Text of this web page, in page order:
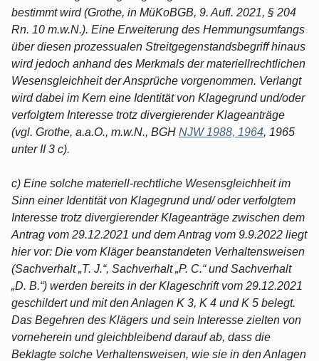
bestimmt wird (Grothe, in MüKoBGB, 9. Aufl. 2021, § 204
Rn. 10 m.w.N.). Eine Erweiterung des Hemmungsumfangs
über diesen prozessualen Streitgegenstandsbegriff hinaus
wird jedoch anhand des Merkmals der materiellrechtlichen
Wesensgleichheit der Ansprüche vorgenommen. Verlangt
wird dabei im Kern eine Identität von Klagegrund und/oder
verfolgtem Interesse trotz divergierender Klageanträge
(vgl. Grothe, a.a.O., m.w.N., BGH NJW 1988, 1964, 1965
unter II 3 c).
c) Eine solche materiell-rechtliche Wesensgleichheit im
Sinn einer Identität von Klagegrund und/ oder verfolgtem
Interesse trotz divergierender Klageanträge zwischen dem
Antrag vom 29.12.2021 und dem Antrag vom 9.9.2022 liegt
hier vor: Die vom Kläger beanstandeten Verhaltensweisen
(Sachverhalt „T. J.“, Sachverhalt „P. C.“ und Sachverhalt
„D. B.“) werden bereits in der Klageschrift vom 29.12.2021
geschildert und mit den Anlagen K 3, K 4 und K 5 belegt.
Das Begehren des Klägers und sein Interesse zielten von
vorneherein und gleichbleibend darauf ab, dass die
Beklagte solche Verhaltensweisen, wie sie in den Anlagen